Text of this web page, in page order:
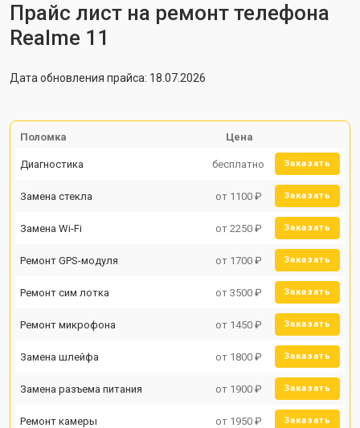
Прайс лист на ремонт телефона
Realme 11
Дата обновления прайса: 18.07.2026
Поломка Цена
Диагностика бесплатно Заказать
Замена стекла от 1100 ₽ Заказать
Замена Wi-Fi от 2250 ₽ Заказать
Ремонт GPS-модуля от 1700 ₽ Заказать
Ремонт сим лотка от 3500 ₽ Заказать
Ремонт микрофона от 1450 ₽ Заказать
Замена шлейфа от 1800 ₽ Заказать
Замена разъема питания от 1900 ₽ Заказать
Ремонт камеры от 1950 ₽ Заказать